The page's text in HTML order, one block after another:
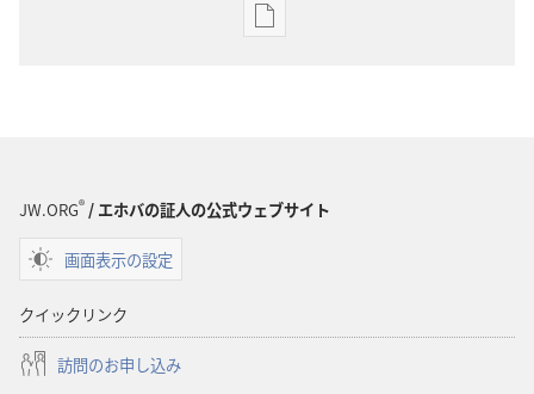
出
ン
JW.ORG®/ エホバの証人の公式ウェブサイト
画面表示の設定
クイックリンク
訪問のお申し込み